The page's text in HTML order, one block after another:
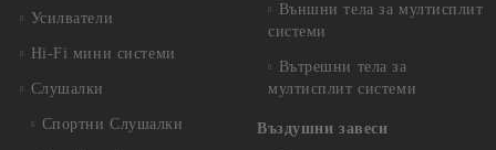
Усилватели
Hi-Fi мини системи
Слушалки
Спортни Слушалки
Външни тела за мултисплит
системи
Вътрешни тела за
мултисплит системи
Въздушни завеси